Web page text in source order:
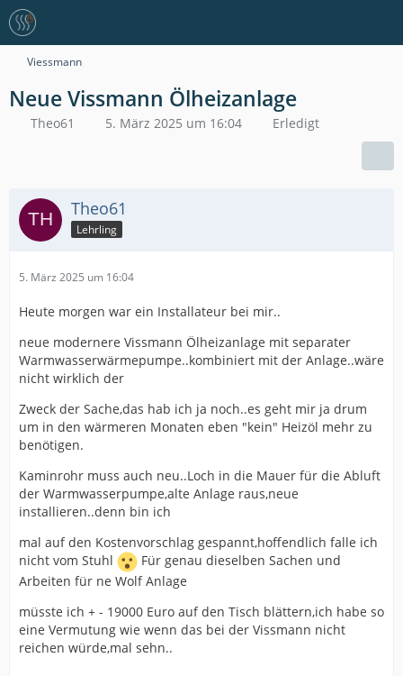
Viessmann
Neue Vissmann Ölheizanlage
Theo61 5. März 2025 um 16:04 Erledigt
Theo61
Lehrling
5. März 2025 um 16:04
Heute morgen war ein Installateur bei mir..
neue modernere Vissmann Ölheizanlage mit separater
Warmwasserwärmepumpe..kombiniert mit der Anlage..wäre
nicht wirklich der
Zweck der Sache,das hab ich ja noch..es geht mir ja drum
um in den wärmeren Monaten eben "kein" Heizöl mehr zu
benötigen.
Kaminrohr muss auch neu..Loch in die Mauer für die Abluft
der Warmwasserpumpe,alte Anlage raus,neue
installieren..denn bin ich
mal auf den Kostenvorschlag gespannt,hoffendlich falle ich
nicht vom Stuhl
Für genau dieselben Sachen und
Arbeiten für ne Wolf Anlage
müsste ich + - 19000 Euro auf den Tisch blättern,ich habe so
eine Vermutung wie wenn das bei der Vissmann nicht
reichen würde,mal sehn..